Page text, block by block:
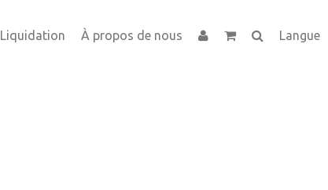
Liquidation À propos de nous Langue